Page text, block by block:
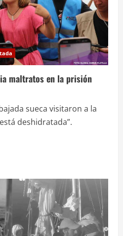
maltratos en la prisión
sueca visitaron a la
deshidratada”.